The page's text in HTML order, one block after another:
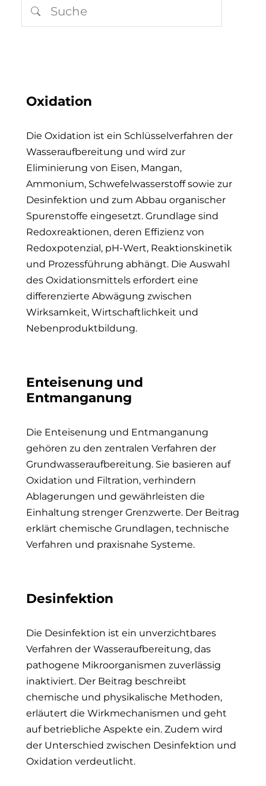
Oxidation
Die Oxidation ist ein Schlüsselverfahren der
Wasseraufbereitung und wird zur
Eliminierung von Eisen, Mangan,
Ammonium, Schwefelwasserstoff sowie zur
Desinfektion und zum Abbau organischer
Spurenstoffe eingesetzt. Grundlage sind
Redoxreaktionen, deren Effizienz von
Redoxpotenzial, pH-Wert, Reaktionskinetik
und Prozessführung abhängt. Die Auswahl
des Oxidationsmittels erfordert eine
differenzierte Abwägung zwischen
Wirksamkeit, Wirtschaftlichkeit und
Nebenproduktbildung.
Enteisenung und
Entmanganung
Die Enteisenung und Entmanganung
gehören zu den zentralen Verfahren der
Grundwasseraufbereitung. Sie basieren auf
Oxidation und Filtration, verhindern
Ablagerungen und gewährleisten die
Einhaltung strenger Grenzwerte. Der Beitrag
erklärt chemische Grundlagen, technische
Verfahren und praxisnahe Systeme.
Desinfektion
Die Desinfektion ist ein unverzichtbares
Verfahren der Wasseraufbereitung, das
pathogene Mikroorganismen zuverlässig
inaktiviert. Der Beitrag beschreibt
chemische und physikalische Methoden,
erläutert die Wirkmechanismen und geht
auf betriebliche Aspekte ein. Zudem wird
der Unterschied zwischen Desinfektion und
Oxidation verdeutlicht.